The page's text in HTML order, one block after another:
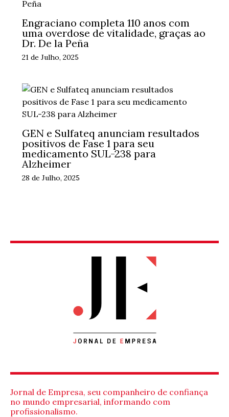
Engraciano completa 110 anos com
uma overdose de vitalidade, graças ao
Dr. De la Peña
21 de Julho, 2025
GEN e Sulfateq anunciam resultados
positivos de Fase 1 para seu
medicamento SUL-238 para
Alzheimer
28 de Julho, 2025
Jornal de Empresa, seu companheiro de confiança
no mundo empresarial, informando com
profissionalismo.